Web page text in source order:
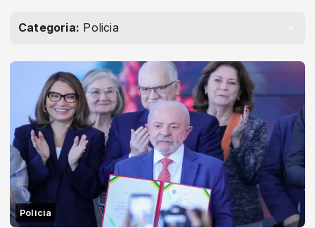
Categoria: Policia
Policia